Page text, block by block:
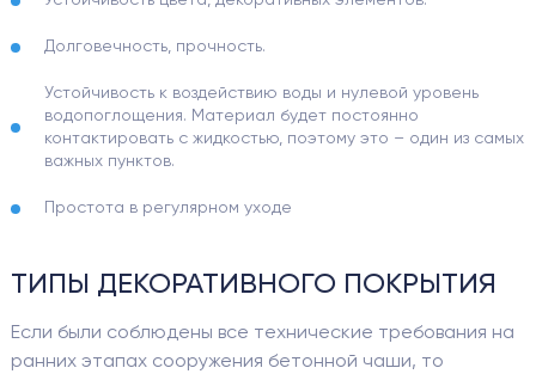
Долговечность, прочность.
Устойчивость к воздействию воды и нулевой уровень
водопоглощения. Материал будет постоянно
контактировать с жидкостью, поэтому это – один из самых
важных пунктов.
Простота в регулярном уходе
ТИПЫ ДЕКОРАТИВНОГО ПОКРЫТИЯ
Если были соблюдены все технические требования на
ранних этапах сооружения бетонной чаши, то